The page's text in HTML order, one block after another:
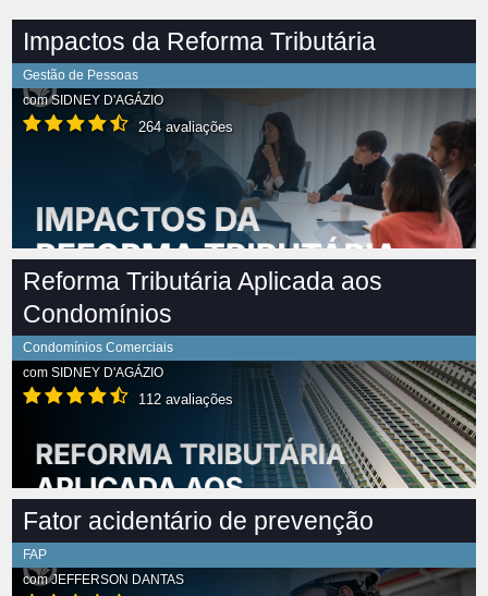
Impactos da Reforma Tributária
Gestão de Pessoas
comSIDNEY D'AGÁZIO
264 avaliações
Reforma Tributária Aplicada aos
Condomínios
Condomínios Comerciais
com SIDNEY D'AGÁZIO
112 avaliações
Fator acidentário de prevenção
FAP
comJEFFERSON DANTAS